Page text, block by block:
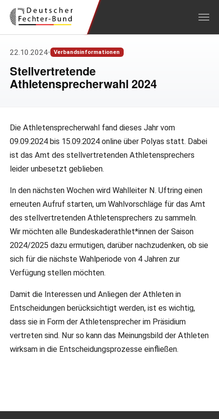
22.10.2024• Verbandsinformationen
Stellvertretende
Athletensprecherwahl 2024
Die Athletensprecherwahl fand dieses Jahr vom
09.09.2024 bis 15.09.2024 online über Polyas statt. Dabei
ist das Amt des stellvertretenden Athletensprechers
leider unbesetzt geblieben.
In den nächsten Wochen wird Wahlleiter N. Uftring einen
erneuten Aufruf starten, um Wahlvorschläge für das Amt
des stellvertretenden Athletensprechers zu sammeln.
Wir möchten alle Bundeskaderathlet*innen der Saison
2024/2025 dazu ermutigen, darüber nachzudenken, ob sie
sich für die nächste Wahlperiode von 4 Jahren zur
Verfügung stellen möchten.
Damit die Interessen und Anliegen der Athleten in
Entscheidungen berücksichtigt werden, ist es wichtig,
dass sie in Form der Athletensprecher im Präsidium
vertreten sind. Nur so kann das Meinungsbild der Athleten
wirksam in die Entscheidungsprozesse einfließen.